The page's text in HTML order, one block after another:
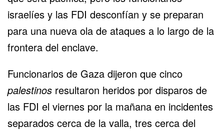
israelíes y las FDI desconfían y se preparan
para una nueva ola de ataques a lo largo de la
frontera del enclave.
Funcionarios de Gaza dijeron que cinco
palestinos resultaron heridos por disparos de
las FDI el viernes por la mañana en incidentes
separados cerca de la valla, tres cerca del